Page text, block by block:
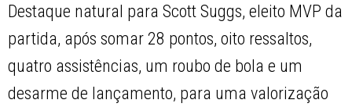
Destaque natural para Scott Suggs, eleito MVP da
partida, após somar 28 pontos, oito ressaltos,
quatro assistências, um roubo de bola e um
desarme de lançamento, para uma valorização